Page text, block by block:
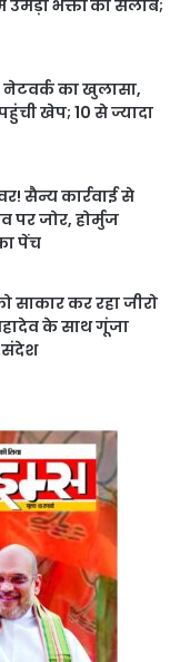
भक्तों का सैलाब;
नेटवर्क का खुलासा,
खेप; 10 से ज्यादा
सैन्य कार्रवाई से
पर जोर, होर्मुज
पेंच
साकार कर रहा जीरो
के साथ गूंजा
संदेश